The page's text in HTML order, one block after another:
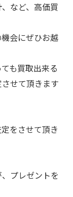
など、高価買
会にぜひお越
も買取出来る
せて頂きます
をさせて頂き
プレゼントを